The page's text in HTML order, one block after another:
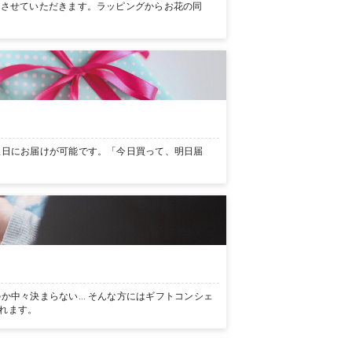
せていただきます。ラッピングからお花の同
にお届けが可能です。「今日買って、明日届
中々決まらない… そんな方にはギフトコンシェ
ます。